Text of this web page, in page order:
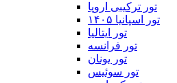
تور ترکیبی اروپا
تور اسپانیا ۱۴۰۵
تور ایتالیا
تور فرانسه
تور یونان
تور سوئیس